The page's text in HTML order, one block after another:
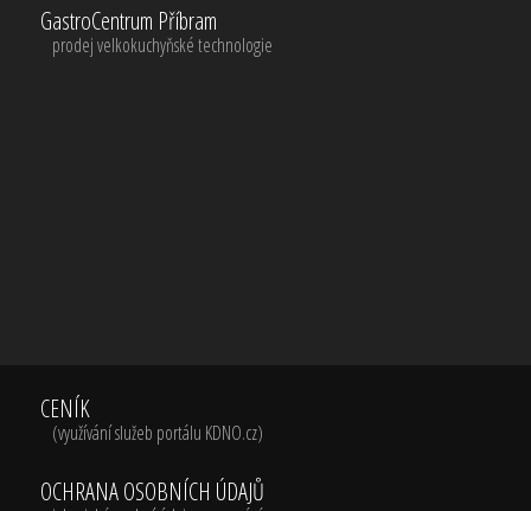
GastroCentrum Příbram
prodej velkokuchyňské technologie
CENÍK
(využívání služeb portálu KDNO.cz)
OCHRANA OSOBNÍCH ÚDAJŮ